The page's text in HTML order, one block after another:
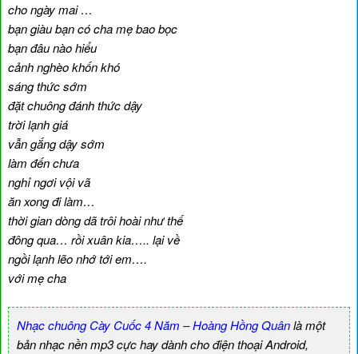
cho ngày mai …
bạn giàu bạn có cha mẹ bao bọc
bạn đâu nào hiểu
cảnh nghèo khốn khó
sáng thức sớm
đặt chuông đánh thức dậy
trời lạnh giá
vẫn gắng dậy sớm
làm đến chưa
nghỉ ngơi vội vã
ăn xong đi làm…
thời gian dòng dã trôi hoài như thế
đông qua… rồi xuân kia….. lại về
ngồi lạnh lẽo nhớ tới em….
với mẹ cha
Nhạc chuông Cày Cuốc 4 Năm – Hoàng Hồng Quânlà một
bản nhạc nền mp3 cực hay dành cho điện thoại Android,